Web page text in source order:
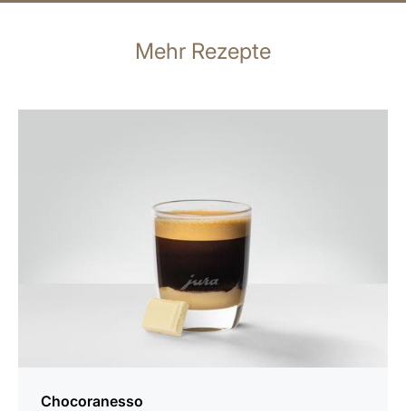
Mehr Rezepte
Chocoranesso